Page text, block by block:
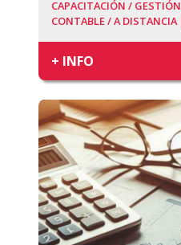
CAPACITACIÓN /
CONTABLE /A
+ INFO